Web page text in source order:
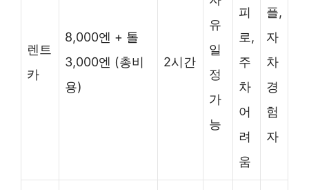
렌트
카
8,000엔 + 톨
3,000엔 (총비
용)
2시간
유
일
정
가
능
피
로,
주
차
어
려
움
플,
자
차
경
험
자